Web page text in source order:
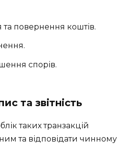
повернення коштів.
спорів.
та звітність
таких транзакцій
та відповідати чинному